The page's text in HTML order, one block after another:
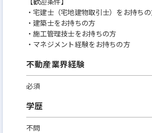
・宅建士（宅地建物取引士）をお持ち
・建築士をお持ちの方
・施工管理技士をお持ちの方
・マネジメント経験をお持ちの方
不動産業界経験
必須
学歴
不問